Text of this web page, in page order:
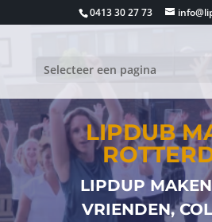
0413 30 27 73
Selecteer een pagina
LIPDUB
LIPDUP
VRIENDEN,